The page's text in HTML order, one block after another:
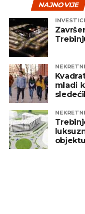
NAJNOVIJE
mladi